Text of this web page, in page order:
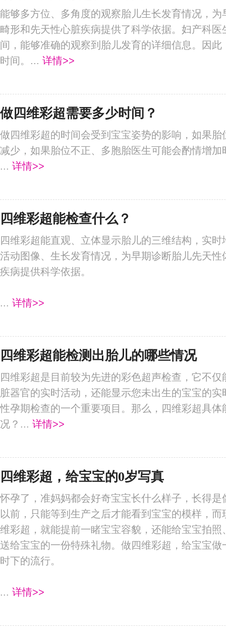
能够多方位、多角度的观察胎儿生长发育情况，
畸形和先天性心脏疾病提供了科学依据。妇产科
间，能够准确的观察到胎儿发育的详细信息。因
时间。... 详情>>
做四维彩超需要多少时间？
做四维彩超的时间会受到宝宝姿势的影响，如果
减少，如果胎位不正、多胞胎医生可能会酌情增加
... 详情>>
四维彩超能检查什么？
四维彩超能直观、立体显示胎儿的三维结构，实
活动图像、生长发育情况，为早期诊断胎儿先天
疾病提供科学依据。
... 详情>>
四维彩超能检测出胎儿的哪些情况
四维彩超是目前较为先进的彩色超声检查，它不
脏器官的实时活动，还能显示您未出生的宝宝的
性孕期检查的一个重要项目。那么，四维彩超具
况？... 详情>>
四维彩超，给宝宝的0岁写真
怀孕了，准妈妈都会好奇宝宝长什么样子，长得
以前，只能等到生产之后才能看到宝宝的模样，
维彩超，就能提前一睹宝宝容貌，还能给宝宝拍
送给宝宝的一份特殊礼物。做四维彩超，给宝宝
时下的流行。
... 详情>>